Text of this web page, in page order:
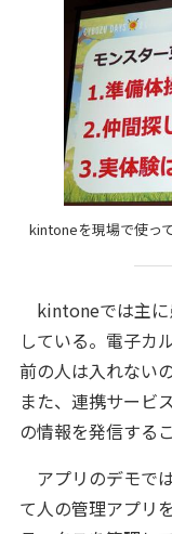
kintoneを現場で使っ
kintoneでは主に
している。電子カ
前の人は入れない
また、連携サービ
の情報を発信する
アプリのデモで
て人の管理アプリ